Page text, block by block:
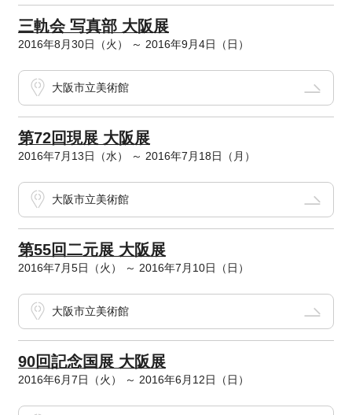
三軌会 写真部 大阪展
2016年8月30日（火） ～ 2016年9月4日（日）
大阪市立美術館
第72回現展 大阪展
2016年7月13日（水） ～ 2016年7月18日（月）
大阪市立美術館
第55回二元展 大阪展
2016年7月5日（火） ～ 2016年7月10日（日）
大阪市立美術館
90回記念国展 大阪展
2016年6月7日（火） ～ 2016年6月12日（日）